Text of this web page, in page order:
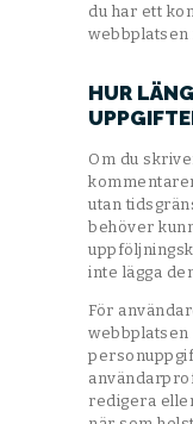
du har ett
webbplatsen
HUR
Om du
utan
behöver
inte lägga
För
webbplatsen
redigera